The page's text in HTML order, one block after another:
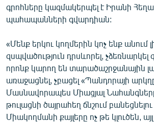
գրոհները կազմակերպել է Իրանի
պահապանների գվարդիան:
«Մենք երկու կողմերին կոչ ենք անում
զսպվածություն դրսևորել, չձեռնարկել
որոնք կարող են տարածաշրջանային
առաջացնել, չբացել «Պանդորայի
Մասնավորապես Միացյալ
թուլացնի ծայրահեղ ճնշում
Միակողմանի քայլերը ոչ թե կլուծեն, այլ